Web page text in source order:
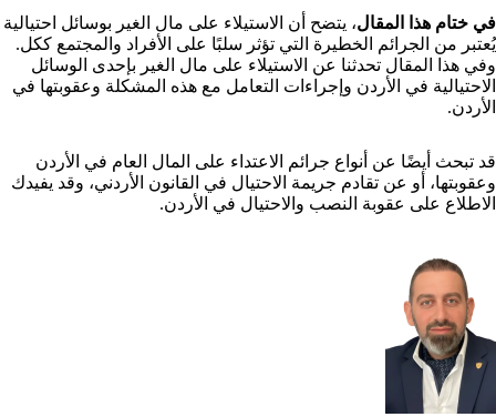
في ختام هذا المقال، يتضح أن الاستيلاء على مال الغير بوسائل احتيالية
يُعتبر من الجرائم الخطيرة التي تؤثر سلبًا على الأفراد والمجتمع ككل.
وفي هذا المقال تحدثنا عن الاستيلاء على مال الغير بإحدى الوسائل
الاحتيالية في الأردن وإجراءات التعامل مع هذه المشكلة وعقوبتها في
الأردن.
قد تبحث أيضًا عن أنواع جرائم الاعتداء على المال العام في الأردن
وعقوبتها، أو عن تقادم جريمة الاحتيال في القانون الأردني، وقد يفيدك
الاطلاع على عقوبة النصب والاحتيال في الأردن.